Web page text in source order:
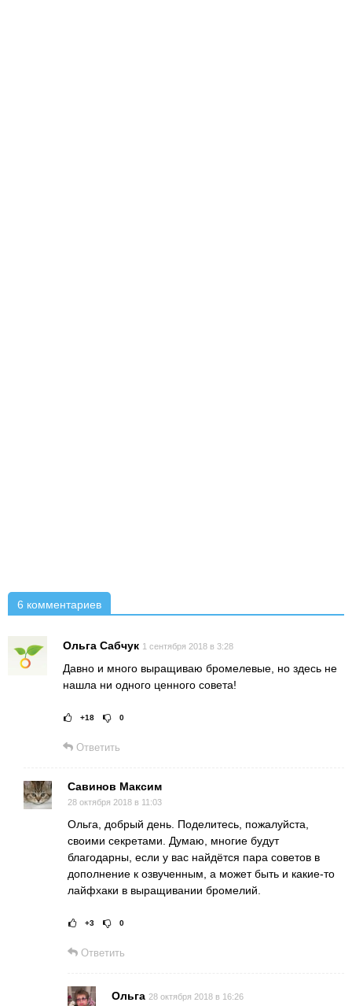
6 комментариев
Ольга Сабчук 1 сентября 2018 в 3:28
Давно и много выращиваю бромелевые, но здесь не
нашла ни одного ценного совета!
Рейтинг статьи:
+18 0
Ответить
Савинов Максим
28 октября 2018 в 11:03
Ольга, добрый день. Поделитесь, пожалуйста,
своими секретами. Думаю, многие будут
благодарны, если у вас найдётся пара советов в
дополнение к озвученным, а может быть и какие-то
лайфхаки в выращивании бромелий.
Рейтинг статьи:
+3 0
Ответить
Ольга 28 октября 2018 в 16:26